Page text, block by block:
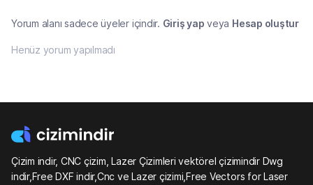
Yorum alanı sadece üyeler içindir. Giriş yap veya Hesap oluştur
Henüz yorum yapılmadı
Çizim indir, CNC çizim, Lazer Çizimleri vektörel çizimindir Dwg
indir,Free DXF indir,Cnc ve Lazer çizimi,Free Vectors for Laser